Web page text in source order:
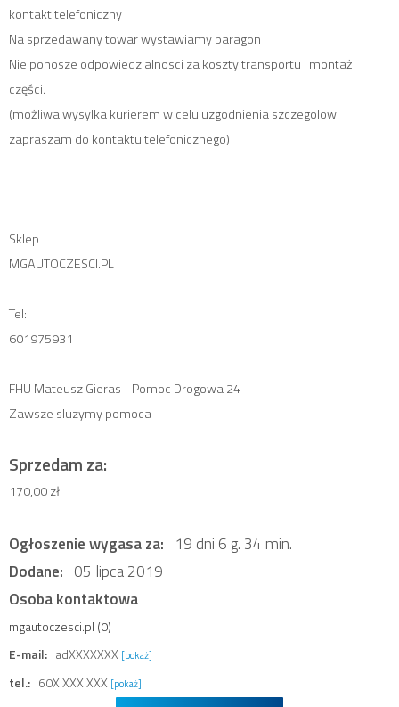
kontakt telefoniczny
Na sprzedawany towar wystawiamy paragon
Nie ponosze odpowiedzialnosci za koszty transportu i montaż
części.
(możliwa wysylka kurierem w celu uzgodnienia szczegolow
zapraszam do kontaktu telefonicznego)
Sklep
MGAUTOCZESCI.PL
Tel:
601975931
FHU Mateusz Gieras - Pomoc Drogowa 24
Zawsze sluzymy pomoca
Sprzedam za:
170,00 zł
Ogłoszenie wygasa za: 19 dni 6 g. 34 min.
Dodane: 05 lipca 2019
Osoba kontaktowa
mgautoczesci.pl (0)
E-mail: adXXXXXXX [pokaż]
tel.: 60X XXX XXX [pokaż]